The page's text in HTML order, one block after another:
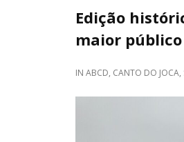
Edição
maior
IN ABCD, CANTO DO JOCA,